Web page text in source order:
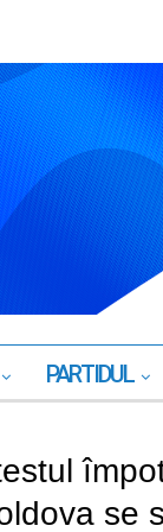
PARTIDUL
se